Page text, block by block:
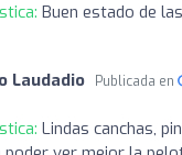
Buen estado de
Laudadio Publicada en
Lindas canchas,